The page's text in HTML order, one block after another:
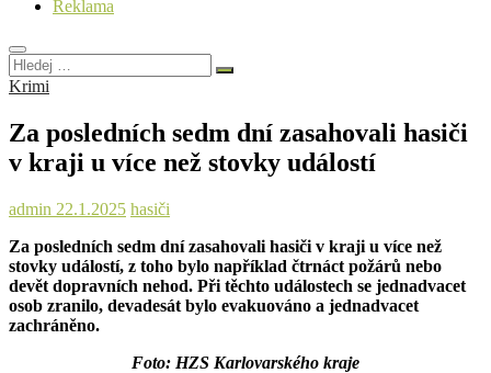
Reklama
Hledej
…
Krimi
Za posledních sedm dní zasahovali hasiči
v kraji u více než stovky událostí
admin 22.1.2025 hasiči
Za posledních sedm dní zasahovali hasiči v kraji u více než
stovky událostí, z toho bylo například čtrnáct požárů nebo
devět dopravních nehod. Při těchto událostech se jednadvacet
osob zranilo, devadesát bylo evakuováno a jednadvacet
zachráněno.
Foto: HZS Karlovarského kraje